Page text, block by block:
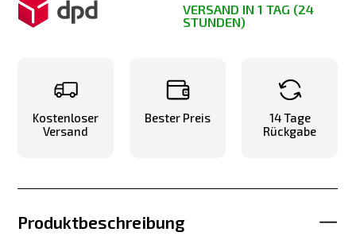
VERSAND IN 1 TAG (24
STUNDEN)
Kostenloser
Versand
Bester Preis
14 Tage
Rückgabe
Produktbeschreibung